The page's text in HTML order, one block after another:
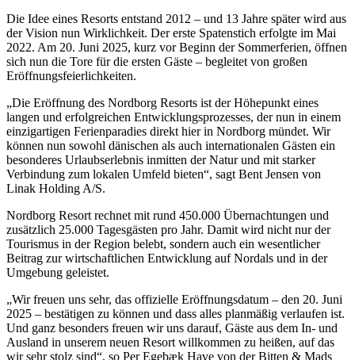
Die Idee eines Resorts entstand 2012 – und 13 Jahre später wird aus
der Vision nun Wirklichkeit. Der erste Spatenstich erfolgte im Mai
2022. Am 20. Juni 2025, kurz vor Beginn der Sommerferien, öffnen
sich nun die Tore für die ersten Gäste – begleitet von großen
Eröffnungsfeierlichkeiten.
„Die Eröffnung des Nordborg Resorts ist der Höhepunkt eines
langen und erfolgreichen Entwicklungsprozesses, der nun in einem
einzigartigen Ferienparadies direkt hier in Nordborg mündet. Wir
können nun sowohl dänischen als auch internationalen Gästen ein
besonderes Urlaubserlebnis inmitten der Natur und mit starker
Verbindung zum lokalen Umfeld bieten“, sagt Bent Jensen von
Linak Holding A/S.
Nordborg Resort rechnet mit rund 450.000 Übernachtungen und
zusätzlich 25.000 Tagesgästen pro Jahr. Damit wird nicht nur der
Tourismus in der Region belebt, sondern auch ein wesentlicher
Beitrag zur wirtschaftlichen Entwicklung auf Nordals und in der
Umgebung geleistet.
„Wir freuen uns sehr, das offizielle Eröffnungsdatum – den 20. Juni
2025 – bestätigen zu können und dass alles planmäßig verlaufen ist.
Und ganz besonders freuen wir uns darauf, Gäste aus dem In- und
Ausland in unserem neuen Resort willkommen zu heißen, auf das
wir sehr stolz sind“, so Per Egebæk Have von der Bitten & Mads